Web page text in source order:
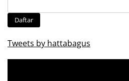
Daftar
Tweets by hattabagus